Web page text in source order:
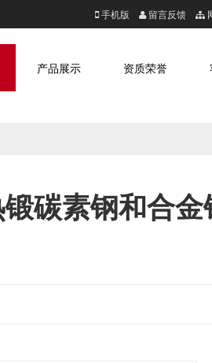
手机版 留言反馈
资质荣誉
产品展示
碳素钢和合